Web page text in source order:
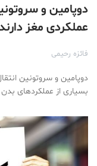
دوپامین و
عملکردی مغز
فائزه رحیمی
دوپامین و سروتونین
بسیاری از عملکردهای